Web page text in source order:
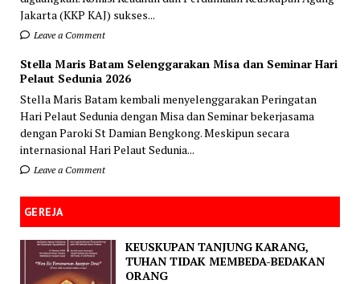
Jakarta (KKP KAJ) sukses...
Leave a Comment
Stella Maris Batam Selenggarakan Misa dan Seminar Hari
Pelaut Sedunia 2026
Stella Maris Batam kembali menyelenggarakan Peringatan
Hari Pelaut Sedunia dengan Misa dan Seminar bekerjasama
dengan Paroki St Damian Bengkong. Meskipun secara
internasional Hari Pelaut Sedunia...
Leave a Comment
GEREJA
KEUSKUPAN TANJUNG KARANG,
TUHAN TIDAK MEMBEDA-BEDAKAN
ORANG